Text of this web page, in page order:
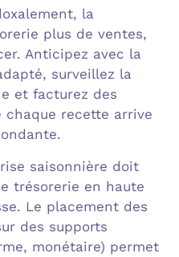
la
plus de ventes,
Anticipez avec la
surveillez la
et facturez des
chaque recette arrive
saisonnière doit
trésorerie en haute
Le placement des
des supports
monétaire) permet